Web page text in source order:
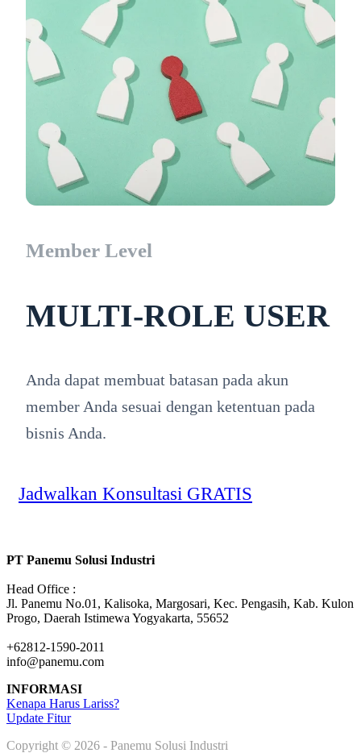
Member Level
MULTI-ROLE USER
Anda dapat membuat batasan pada akun
member Anda sesuai dengan ketentuan pada
bisnis Anda.
Jadwalkan Konsultasi GRATIS
PT Panemu Solusi Industri
Head Office :
Jl. Panemu No.01, Kalisoka, Margosari, Kec. Pengasih, Kab. Kulon
Progo, Daerah Istimewa Yogyakarta, 55652
+62812-1590-2011
info@panemu.com
INFORMASI
Kenapa Harus Lariss?
Update Fitur
Copyright © 2026 - Panemu Solusi Industri